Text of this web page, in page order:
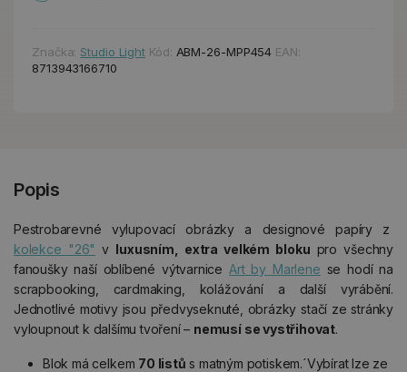
Značka: Studio Light Kód: ABM-26-MPP454 EAN:
8713943166710
Popis
Pestrobarevné vylupovací obrázky a designové papíry z
kolekce "26" v luxusním, extra velkém bloku pro všechny
fanoušky naší oblíbené výtvarniceArt by Marlene se hodí na
scrapbooking, cardmaking, kolážování a další vyrábění.
Jednotlivé motivy jsou předvyseknuté, obrázky stačí ze stránky
vyloupnout k dalšímu tvoření – nemusí se vystřihovat.
Blok má celkem 70 listů s matným potiskem.´Vybírat lze ze